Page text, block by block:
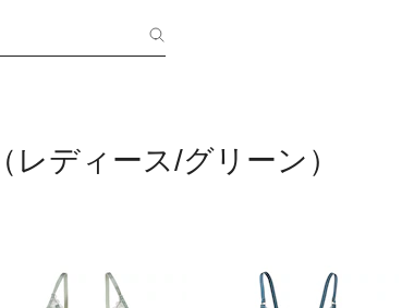
レディース/グリーン）